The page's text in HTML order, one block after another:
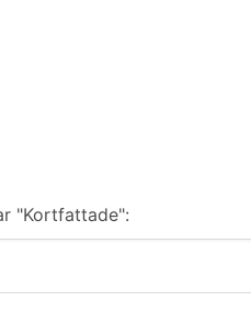
"Kortfattade":